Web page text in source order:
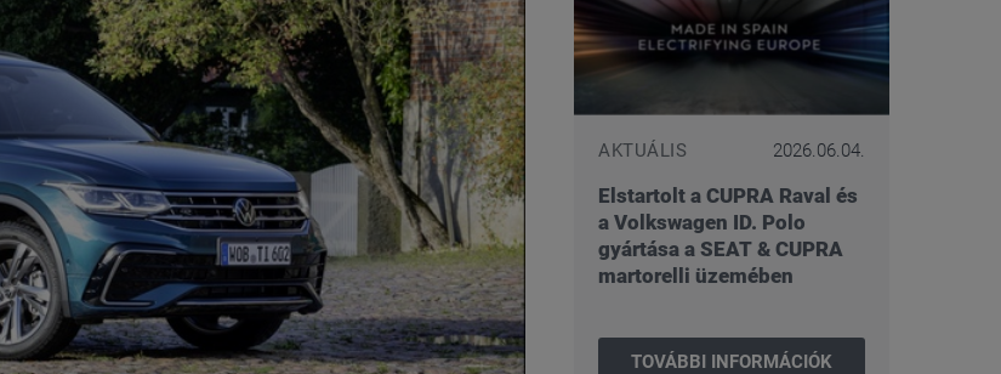
AKTUÁLIS 2026.06.04.
Elstartolt a CUPRA Raval és
a Volkswagen ID. Polo
gyártása a SEAT & CUPRA
martorelli üzemében
TOVÁBBI INFORMÁCIÓK